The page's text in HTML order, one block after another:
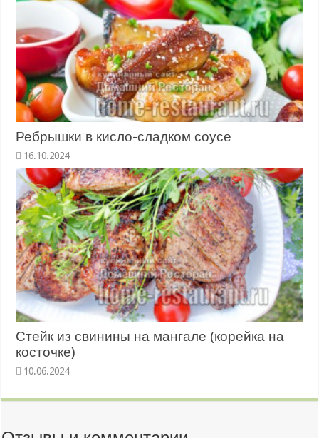
Ребрышки в кисло-сладком соусе
16.10.2024
Стейк из свинины на мангале (корейка на
косточке)
10.06.2024